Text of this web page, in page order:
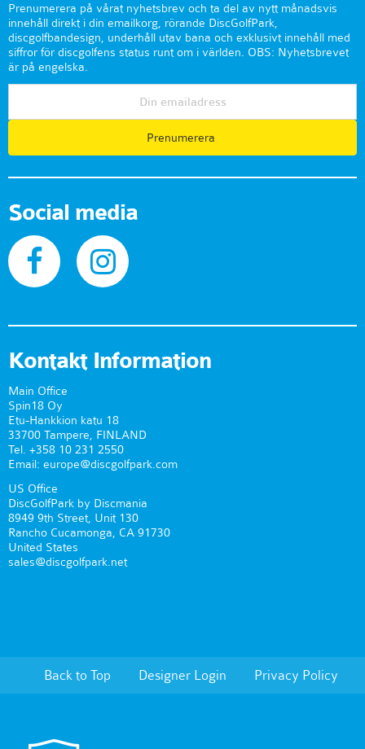
Prenumerera på vårat nyhetsbrev och ta del av nytt månadsvis
innehåll direkt i din emailkorg, rörande DiscGolfPark,
discgolfbandesign, underhåll utav bana och exklusivt innehåll med
siffror för discgolfens status runt om i världen. OBS: Nyhetsbrevet
är på engelska.
Prenumerera
Social media
Kontakt Information
Main Office
Spin18 Oy
Etu-Hankkion katu 18
33700 Tampere, FINLAND
Tel. +358 10 231 2550
Email: europe@discgolfpark.com
US Office
DiscGolfPark by Discmania
8949 9th Street, Unit 130
Rancho Cucamonga, CA 91730
United States
sales@discgolfpark.net
Back to Top Designer Login Privacy Policy